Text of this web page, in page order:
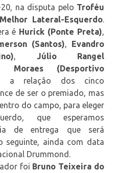
na disputa pelo Troféu
Lateral-Esquerdo.
é Hurick (Ponte Preta),
(Santos), Evandro
, Júlio Rangel
(Desportivo
a relação dos cinco
de ser o premiado, mas
do campo, para eleger
que esperamos
de entrega que será
seguinte, ainda com data
Drummond.
foi Bruno Teixeira do